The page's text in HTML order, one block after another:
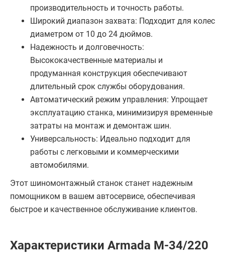
производительность и точность работы.
Широкий диапазон захвата: Подходит для колес
диаметром от 10 до 24 дюймов.
Надежность и долговечность:
Высококачественные материалы и
продуманная конструкция обеспечивают
длительный срок службы оборудования.
Автоматический режим управления: Упрощает
эксплуатацию станка, минимизируя временные
затраты на монтаж и демонтаж шин.
Универсальность: Идеально подходит для
работы с легковыми и коммерческими
автомобилями.
Этот шиномонтажный станок станет надежным
помощником в вашем автосервисе, обеспечивая
быстрое и качественное обслуживание клиентов.
Характеристики Armada M-34/220